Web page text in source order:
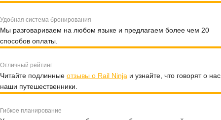
Удобная система бронирования
Мы разговариваем на любом языке и предлагаем более чем 20
способов оплаты.
Отличный рейтинг
Читайте подлинные отзывы о Rail Ninja и узнайте, что говорят о нас
наши путешественники.
Гибкое планирование